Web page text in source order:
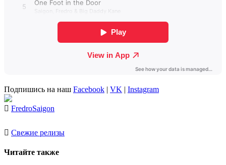
Подпишись на наш Facebook | VK | Instagram
FredroSaigon
Свежие релизы
Читайте также